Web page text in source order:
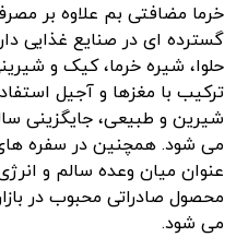
خرما مضافتی بم علاوه بر
گسترده ای در صنایع غذایی
حلوا، شیره خرما، کیک و
ترکیب با مغزها و آجیل
شیرین و طبیعی، جایگزینی
می شود. همچنین در سفره
عنوان میان وعده سالم و
محصول صادراتی محبوب در
می شود.